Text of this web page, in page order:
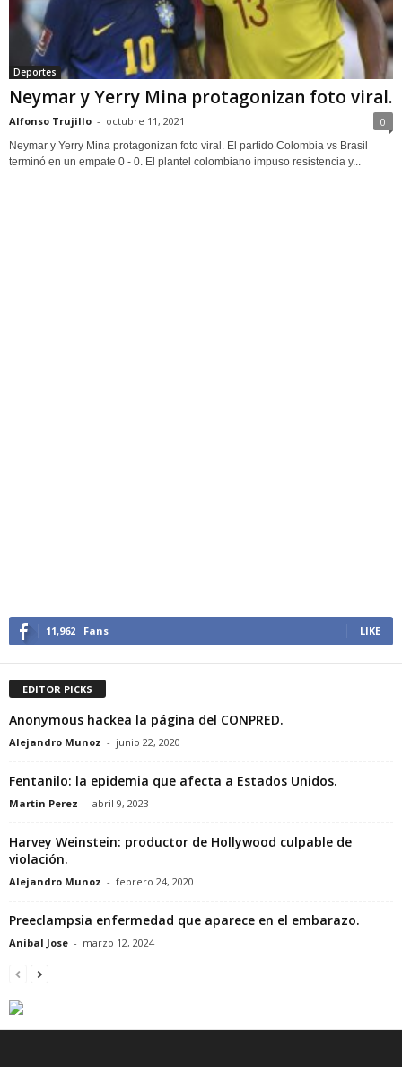
Deportes
Neymar y Yerry Mina protagonizan foto viral.
Alfonso Trujillo - octubre 11, 2021 0
Neymar y Yerry Mina protagonizan foto viral. El partido Colombia vs Brasil
terminó en un empate 0 - 0. El plantel colombiano impuso resistencia y...
11,962 Fans LIKE
EDITOR PICKS
Anonymous hackea la página del CONPRED.
Alejandro Munoz - junio 22, 2020
Fentanilo: la epidemia que afecta a Estados Unidos.
Martin Perez - abril 9, 2023
Harvey Weinstein: productor de Hollywood culpable de
violación.
Alejandro Munoz - febrero 24, 2020
Preeclampsia enfermedad que aparece en el embarazo.
Anibal Jose - marzo 12, 2024